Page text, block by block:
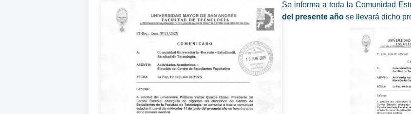
Se informa a toda la Comunidad
del presente año se llevará dicho